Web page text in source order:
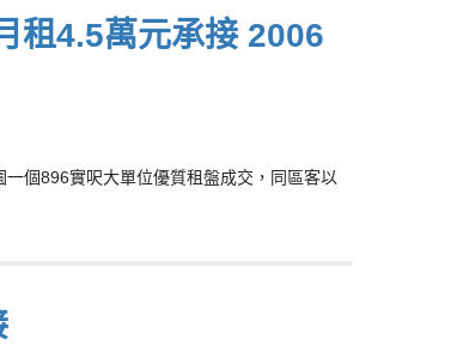
租4.5萬元承接 2006
個896實呎大單位優質租盤成交，同區客以